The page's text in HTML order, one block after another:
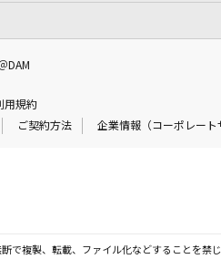
DAM
用規約
ご契約方法 企業情報（コーポレート
で複製、転載、ファイル化などすることを禁じ